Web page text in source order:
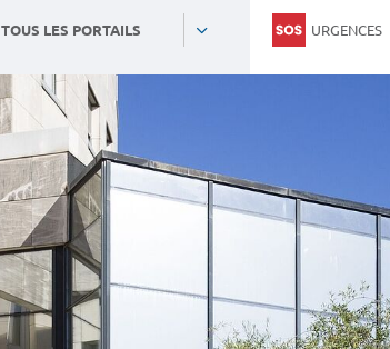
TOUS LES PORTAILS URGENCES